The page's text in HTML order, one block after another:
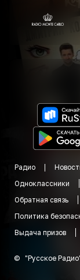
Радио
Одноклассники
Обратная связь
Политика
Выдача призов
© "Русское Радио